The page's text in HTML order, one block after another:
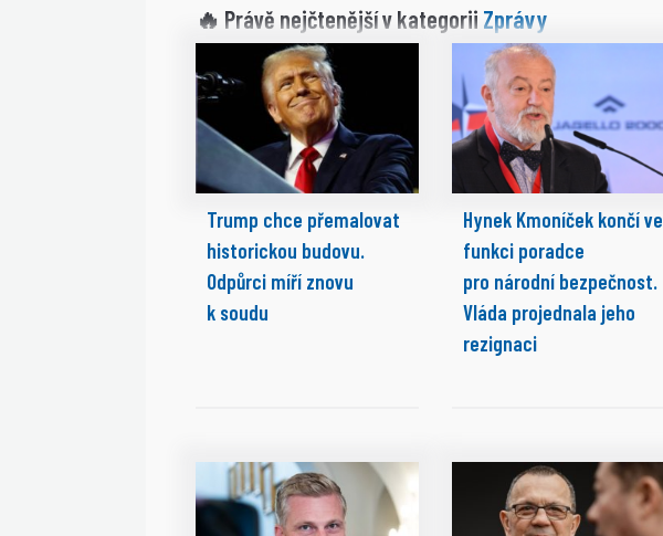
🔥 Právě nejčtenější v kategorii Zprávy
Trump chce přemalovat
historickou budovu.
Odpůrci míří znovu
k soudu
Hynek Kmoníček končí ve
funkci poradce
pro národní bezpečnost.
Vláda projednala jeho
rezignaci